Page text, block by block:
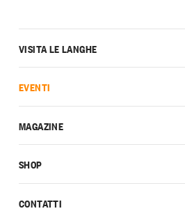
CONTATTI
VISITA LE LANGHE
EVENTI
MAGAZINE
SHOP